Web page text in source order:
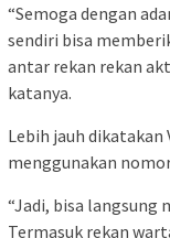
“Semoga dengan
sendiri bisa
antar rekan rekan
katanya.
Lebih jauh
menggunakan
“Jadi, bisa langsung
Termasuk rekan